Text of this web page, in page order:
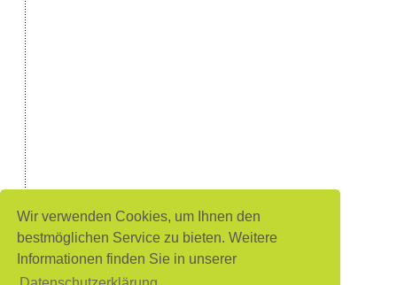
Wir verwenden Cookies, um Ihnen den
bestmöglichen Service zu bieten. Weitere
Informationen finden Sie in unserer